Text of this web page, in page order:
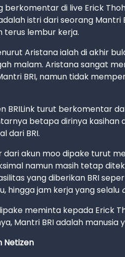
berkomentar di live Erick
istri dari seorang
terus lembur kerja.
Aristana ialah di akhir
malam. Aristana sangat
BRI, namun tidak
BRILink turut berkomentar
betapa dirinya kasihan
dari BRI.
akun moo dipake turut
namun masih tetap
yang diberikan BRI
hingga jam kerja yang selalu
meminta kepada Erick
Mantri BRI adalah
Netizen